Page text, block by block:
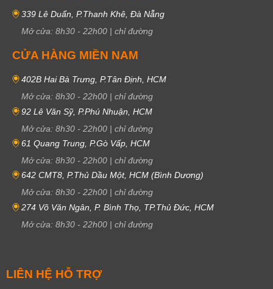
339 Lê Duẩn, P.Thanh Khê, Đà Nẵng
Mở cửa: 8h30 - 22h00 | chỉ đường
CỬA HÀNG MIỀN NAM
402B Hai Bà Trưng, P.Tân Định, HCM
Mở cửa: 8h30 - 22h00 | chỉ đường
92 Lê Văn Sỹ, P.Phú Nhuận, HCM
Mở cửa: 8h30 - 22h00 | chỉ đường
61 Quang Trung, P.Gò Vấp, HCM
Mở cửa: 8h30 - 22h00 | chỉ đường
642 CMT8, P.Thủ Dầu Một, HCM (Bình Dương)
Mở cửa: 8h30 - 22h00 | chỉ đường
274 Võ Văn Ngân, P. Bình Thọ, TP.Thủ Đức, HCM
Mở cửa: 8h30 - 22h00 | chỉ đường
LIÊN HỆ HỖ TRỢ